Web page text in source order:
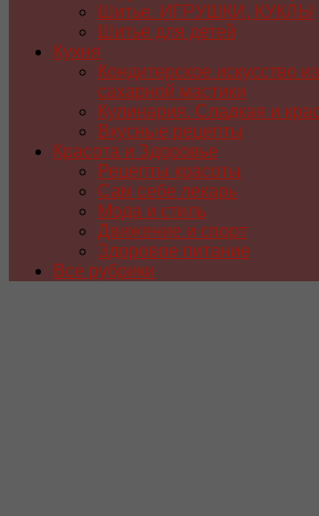
Шитье. ИГРУШКИ, КУКЛЫ
Шитье для детей
Кухня
Кондитерское искусство
сахарной мастики
Кулинария. Сладкая и
Вкусные рецепты
Красота и Здоровье
Рецепты красоты
Сам себе лекарь
Мода и стиль
Движение и спорт
Здоровое питание
Все рубрики